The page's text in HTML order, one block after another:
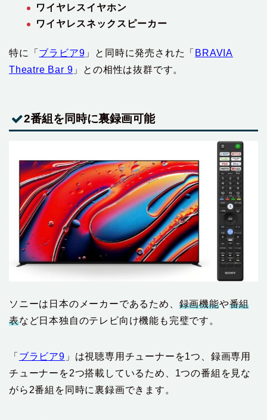
ワイヤレスイヤホン
ワイヤレスネックスピーカー
特に「 ブラビア9 」と同時に発売された「 BRAVIA
Theatre Bar 9 」との相性は抜群です。
2番組を同時に裏録画可能
ソニーは日本のメーカーであるため、 録画機能や番組
表など日本独自のテレビ向け機能も完璧です。
「 ブラビア9 」は視聴専用チューナーを1つ、録画専用
チューナーを2つ搭載しているため、1つの番組を見な
がら2番組を同時に裏録画できます。